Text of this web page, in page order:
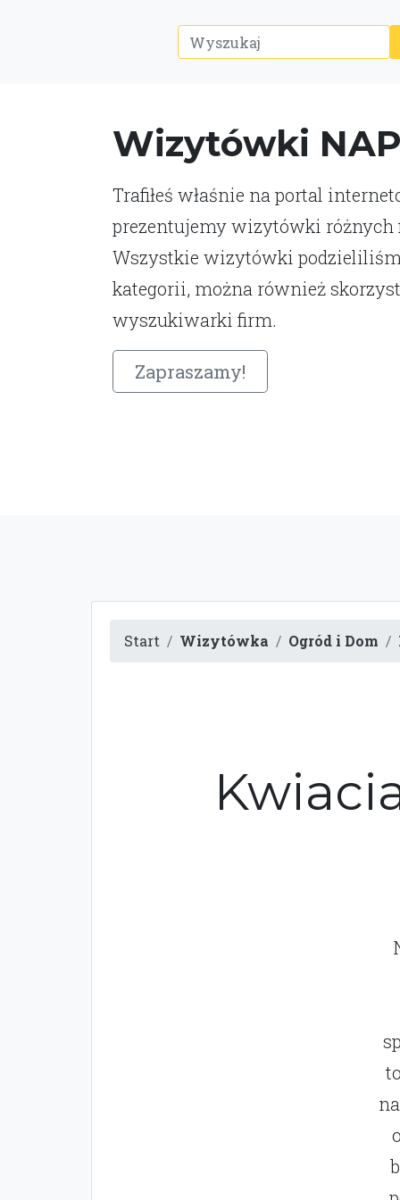
Wizytówki
Trafiłeś właśnie na portal
prezentujemy wizytówki różnych
Wszystkie wizytówki
kategorii, można również
wyszukiwarki firm.
Zapraszamy!
Start Wizytówka Ogród i Dom